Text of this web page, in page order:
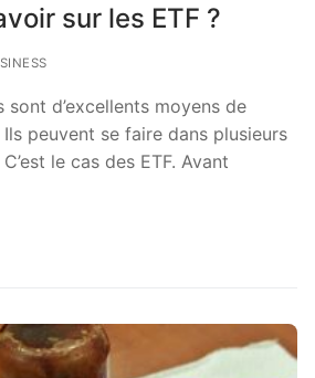
sur les ETF ?
sont d’excellents moyens de
peuvent se faire dans plusieurs
le cas des ETF. Avant